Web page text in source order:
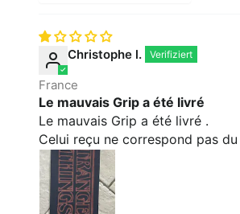
Christophe l.
France
Le mauvais Grip a été livré
Le mauvais Grip a été livré .
Celui reçu ne correspond pas